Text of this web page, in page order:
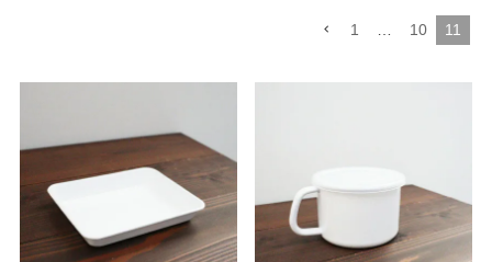
1 10 11